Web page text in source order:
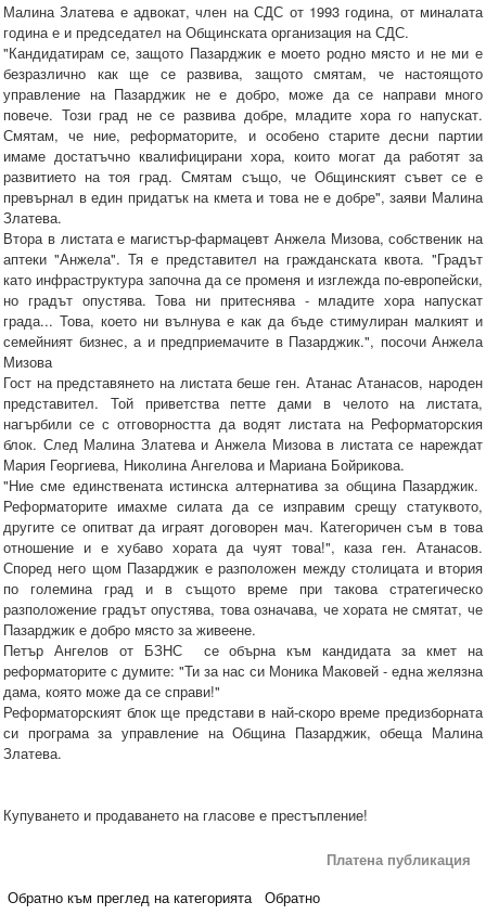
Малина Златева е адвокат, член на СДС от 1993 година, от миналата
година е и председател на Общинската организация на СДС.
"Кандидатирам се, защото Пазарджик е моето родно място и не ми е
безразлично как ще се развива, защото смятам, че настоящото
управление на Пазарджик не е добро, може да се направи много
повече. Този град не се развива добре, младите хора го напускат.
Смятам, че ние, реформаторите, и особено старите десни партии
имаме достатъчно квалифицирани хора, които могат да работят за
развитието на тоя град. Смятам също, че Общинският съвет се е
превърнал в един придатък на кмета и това не е добре", заяви Малина
Златева.
Втора в листата е магистър-фармацевт Анжела Мизова, собственик на
аптеки "Анжела". Тя е представител на гражданската квота. "Градът
като инфраструктура започна да се променя и изглежда по-европейски,
но градът опустява. Това ни притеснява - младите хора напускат
града... Това, което ни вълнува е как да бъде стимулиран малкият и
семейният бизнес, а и предприемачите в Пазарджик.", посочи Анжела
Мизова
Гост на представянето на листата беше ген. Атанас Атанасов, народен
представител. Той приветства петте дами в челото на листата,
нагърбили се с отговорността да водят листата на Реформаторския
блок. След Малина Златева и Анжела Мизова в листата се нареждат
Мария Георгиева, Николина Ангелова и Мариана Бойрикова.
"Ние сме единствената истинска алтернатива за община Пазарджик.
Реформаторите имахме силата да се изправим срещу статуквото,
другите се опитват да играят договорен мач. Категоричен съм в това
отношение и е хубаво хората да чуят това!", каза ген. Атанасов.
Според него щом Пазарджик е разположен между столицата и втория
по големина град и в същото време при такова стратегическо
разположение градът опустява, това означава, че хората не смятат, че
Пазарджик е добро място за живеене.
Петър Ангелов от БЗНС се обърна към кандидата за кмет на
реформаторите с думите: "Ти за нас си Моника Маковей - една желязна
дама, която може да се справи!"
Реформаторският блок ще представи в най-скоро време предизборната
си програма за управление на Община Пазарджик, обеща Малина
Златева.
Купуването и продаването на гласове е престъпление!
Платена публикация
Обратно към преглед на категорията
Обратно